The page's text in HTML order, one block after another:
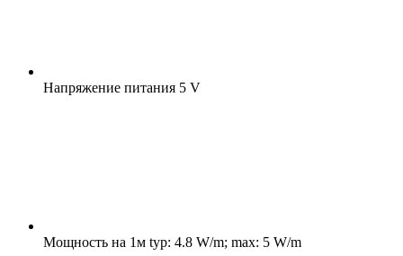
Напряжение питания 5 V
Мощность на 1м typ: 4.8 W/m; max: 5 W/m